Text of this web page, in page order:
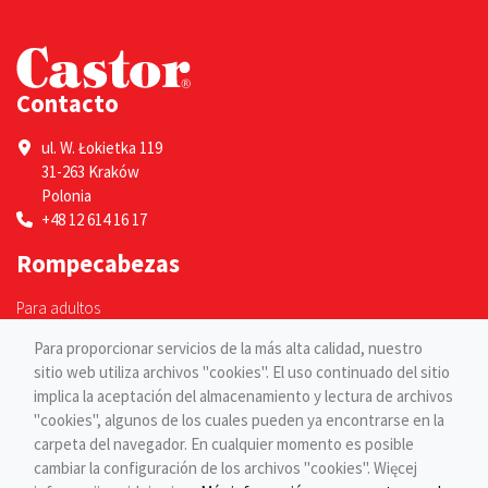
Contacto
ul. W. Łokietka 119
31-263 Kraków
Polonia
+48 12 614 16 17
Rompecabezas
Para adultos
Páginas
Blog
Contacto
Para proporcionar servicios de la más alta calidad, nuestro
sitio web utiliza archivos "cookies". El uso continuado del sitio
implica la aceptación del almacenamiento y lectura de archivos
"cookies", algunos de los cuales pueden ya encontrarse en la
carpeta del navegador. En cualquier momento es posible
cambiar la configuración de los archivos "cookies". Więcej